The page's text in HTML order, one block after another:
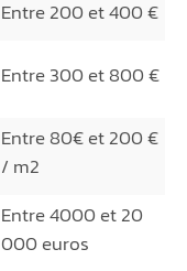
Entre 200 et 400 €
Entre 300 et 800 €
Entre 80€ et 200 €
/ m2
Entre 4000 et 20
000 euros